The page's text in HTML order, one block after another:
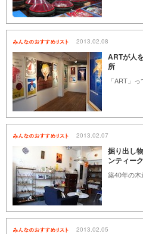
2013.02.08
ARTが人
所
2013.02.07
掘り出し
ンティー
2013.02.05